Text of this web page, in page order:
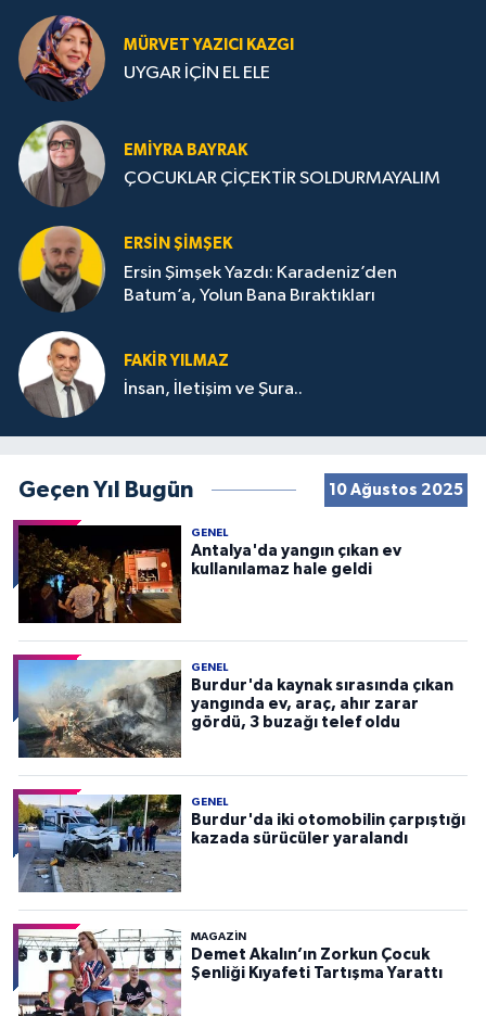
MÜRVET YAZICI KAZGI
UYGAR İÇİN EL ELE
EMIYRA BAYRAK
ÇOCUKLAR ÇİÇEKTİR SOLDURMAYALIM
ERSIN ŞIMŞEK
Ersin Şimşek Yazdı: Karadeniz’den
Batum’a, Yolun Bana Bıraktıkları
FAKIR YILMAZ
İnsan, İletişim ve Şura..
Geçen Yıl Bugün 10 Ağustos 2025
GENEL
Antalya'da yangın çıkan ev
kullanılamaz hale geldi
GENEL
Burdur'da kaynak sırasında çıkan
yangında ev, araç, ahır zarar
gördü, 3 buzağı telef oldu
GENEL
Burdur'da iki otomobilin çarpıştığı
kazada sürücüler yaralandı
MAGAZİN
Demet Akalın’ın Zorkun Çocuk
Şenliği Kıyafeti Tartışma Yarattı